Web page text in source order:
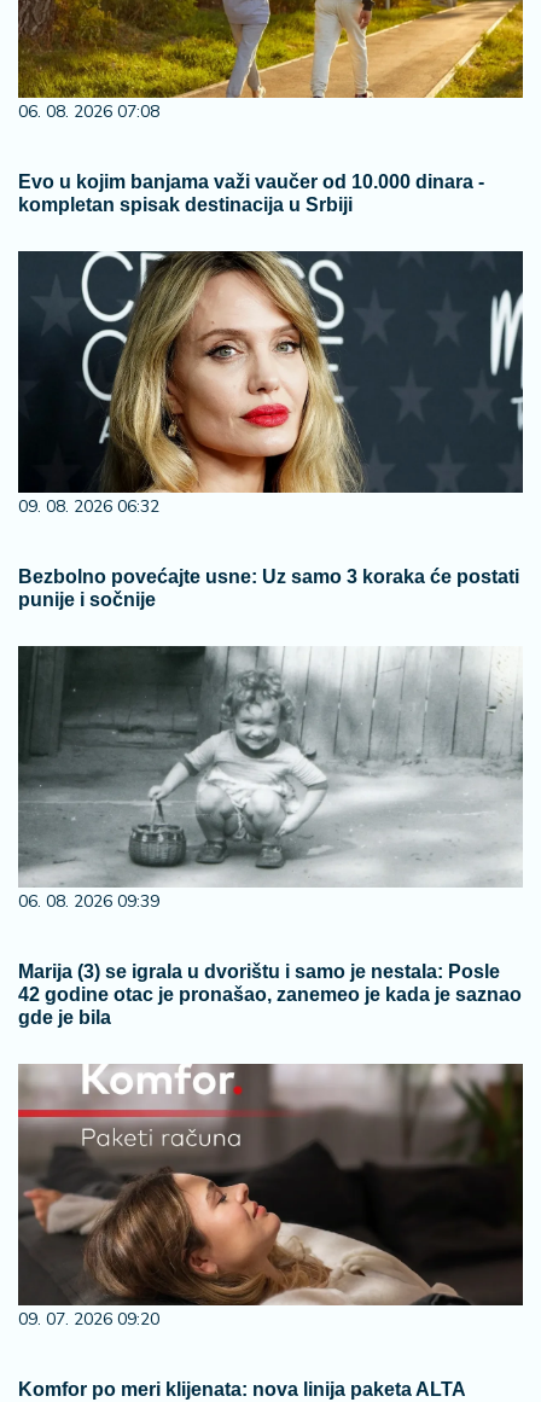
06. 08. 2026 07:08
Evo u kojim banjama važi vaučer od 10.000 dinara -
kompletan spisak destinacija u Srbiji
09. 08. 2026 06:32
Bezbolno povećajte usne: Uz samo 3 koraka će postati
punije i sočnije
06. 08. 2026 09:39
Marija (3) se igrala u dvorištu i samo je nestala: Posle
42 godine otac je pronašao, zanemeo je kada je saznao
gde je bila
09. 07. 2026 09:20
Komfor po meri klijenata: nova linija paketa ALTA